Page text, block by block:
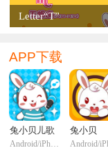
Letter“T”
APP下载
兔小贝儿歌
Android/iPhone/iPadi
兔小贝